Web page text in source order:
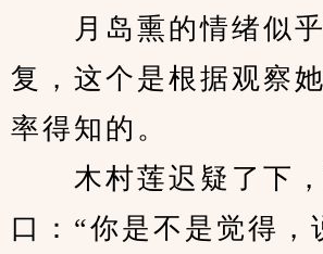
月岛熏的情绪似乎
复，这个是根据观察
率得知的。
木村莲迟疑了下，
口：“你是不是觉得，